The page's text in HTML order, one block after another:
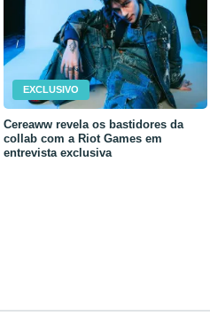
EXCLUSIVO
Cereaww revela os bastidores da
collab com a Riot Games em
entrevista exclusiva